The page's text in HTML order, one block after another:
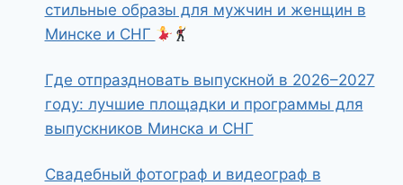
стильные образы для мужчин и женщин в
Минске и СНГ
Где отпраздновать выпускной в 2026–2027
году: лучшие площадки и программы для
выпускников Минска и СНГ
Свадебный фотограф и видеограф в